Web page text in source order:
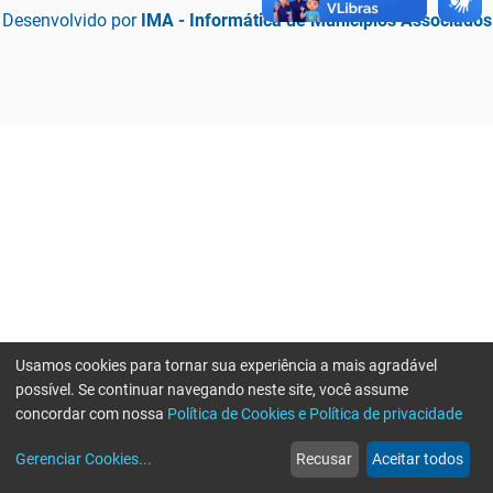
Desenvolvido por IMA - Informática de Municípios Associados
web
Notícias
more_horiz
Mais
Usamos cookies para tornar sua experiência a mais agradável
possível. Se continuar navegando neste site, você assume
concordar com nossa Política de Cookies e Política de privacidade
Gerenciar Cookies... Recusar Aceitar todos
Erro ao enviar informações, por favor tente novamente